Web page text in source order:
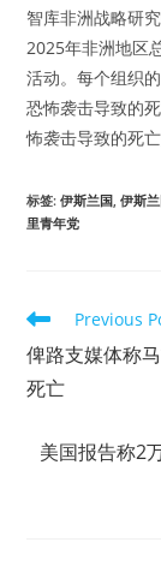
智库非洲战略研
2025年非洲地区
活动。每个组织
恐怖袭击导致的
怖袭击导致的死
标签:伊斯兰国 伊斯
里青年党
Read
articles
Previous
俾路支媒体称
死亡
美国报告称2